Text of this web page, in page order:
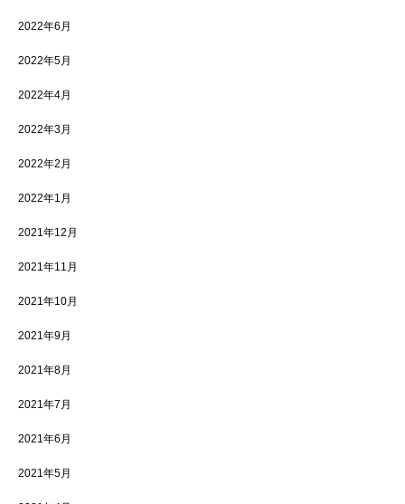
2022年6月
2022年5月
2022年4月
2022年3月
2022年2月
2022年1月
2021年12月
2021年11月
2021年10月
2021年9月
2021年8月
2021年7月
2021年6月
2021年5月